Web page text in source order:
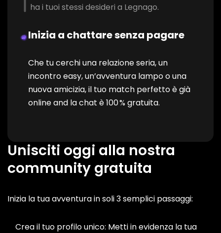
ha i tuoi stessi desideri a Legnago.
Inizia a chattare senza pagare
Che tu cerchi una relazione seria, un
incontro easy, un’avventura lampo o una
nuova amicizia, il tuo match perfetto è già
online and la chat è 100 % gratuita.
Unisciti oggi alla nostra
community gratuita
Inizia la tua avventura in soli 3 semplici passaggi:
Crea il tuo profilo unico: Metti in evidenza la tua